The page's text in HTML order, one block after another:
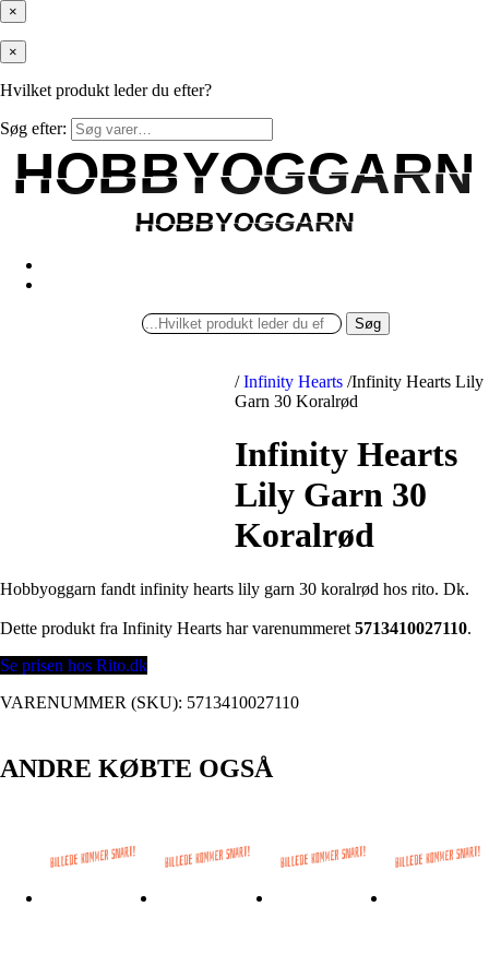
×
×
Hvilket produkt leder du efter?
Søg efter:
HOBBYOGGARN
HOBBYOGGARN
HOBBYOGGARN
HOBBYOGGARN
Søg
/ Infinity Hearts /Infinity Hearts Lily
Garn 30 Koralrød
Infinity Hearts
Lily Garn 30
Koralrød
Hobbyoggarn fandt infinity hearts lily garn 30 koralrød hos rito. Dk.
Dette produkt fra Infinity Hearts har varenummeret 5713410027110.
Se prisen hos Rito.dk
VARENUMMER (SKU): 5713410027110
ANDRE KØBTE OGSÅ